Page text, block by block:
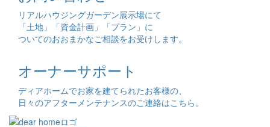
リアルハウジングガーデン展示場にて
「土地」「資金計画」「プラン」に
ついてのおおまかなご相談をお受けします。
オーナーサポート
ディアホームでお家を建てられたお客様の、
日々のアフターメンテナンスのご連絡はこちら。